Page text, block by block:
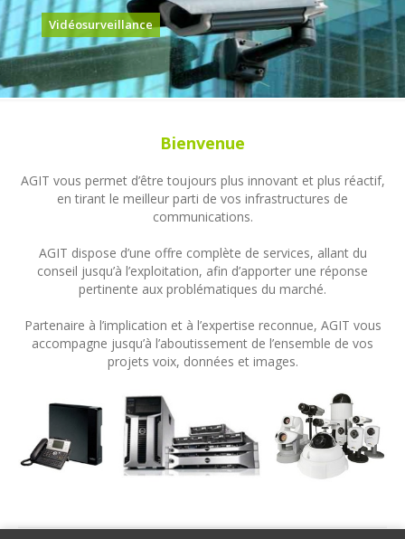
Vidéosurveillance
Bienvenue
AGIT vous permet d’être toujours plus innovant et plus réactif,
en tirant le meilleur parti de vos infrastructures de
communications.
AGIT dispose d’une offre complète de services, allant du
conseil jusqu’à l’exploitation, afin d’apporter une réponse
pertinente aux problématiques du marché.
Partenaire à l’implication et à l’expertise reconnue, AGIT vous
accompagne jusqu’à l’aboutissement de l’ensemble de vos
projets voix, données et images.